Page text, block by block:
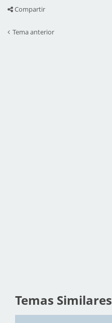
Compartir
Tema anterior
Temas Similares